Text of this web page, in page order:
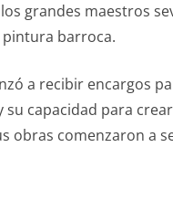
grandes maestros
barroca.
a recibir encargos
capacidad para
comenzaron a